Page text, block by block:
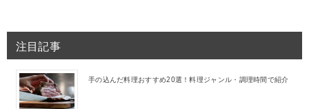
注目記事
手の込んだ料理おすすめ20選！料理ジャンル・調理時間で紹介